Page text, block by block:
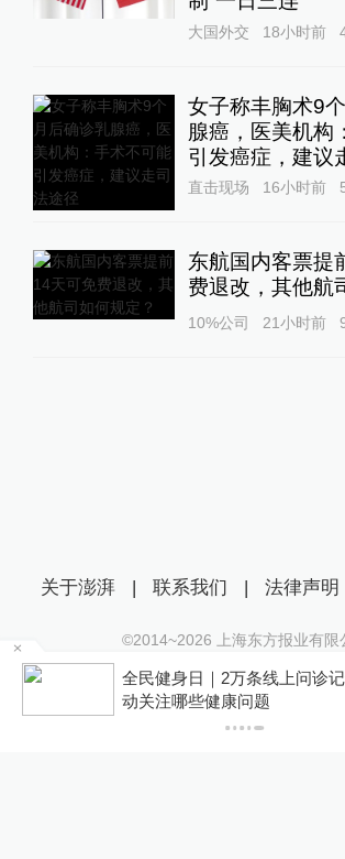
大国外交 18小时前
女子称丰胸术9
腺癌，医美机构
引发癌症，建议
直击现场 16小时前
东航国内客票提
费退改，其他航
10%公司 21小时前
全民健身日｜2万条线上问诊
动关注哪些健康问题
关于澎湃 | 联系我们 | 法律声明
©2014~2026 上海东方报业有限
沪ICP证：沪B2-20170116 | 沪ICP备
互联网新闻信息服务许可证：
沪公网安备